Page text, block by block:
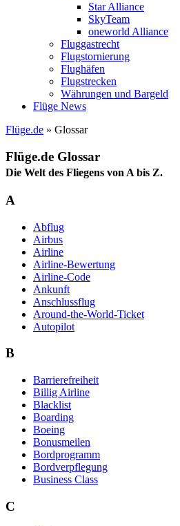
Star Alliance
SkyTeam
oneworld Alliance
Fluggastrecht
Flugstornierung
Flughäfen
Flugstrecken
Währungen und Bargeld
Flüge News
Flüge.de » Glossar
Flüge.de Glossar
Die Welt des Fliegens von A bis Z.
A
Abflug
Airbus
Airline
Airline-Bewertung
Airline-Code
Ankunft
Anschlussflug
Around-the-World-Ticket
Autopilot
B
Barrierefreiheit
Billig Airline
Blacklist
Boarding
Boeing
Bonusmeilen
Bordprogramm
Bordverpflegung
Business Class
C